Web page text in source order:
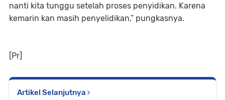
nanti kita tunggu setelah proses penyidikan. Karena
kemarin kan masih penyelidikan,” pungkasnya.
[Pr]
Artikel Selanjutnya